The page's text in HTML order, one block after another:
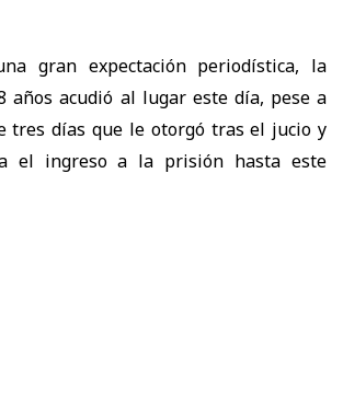
gran expectación periodística, la
años acudió al lugar este día, pese a
tres días que le otorgó tras el jucio y
el ingreso a la prisión hasta este